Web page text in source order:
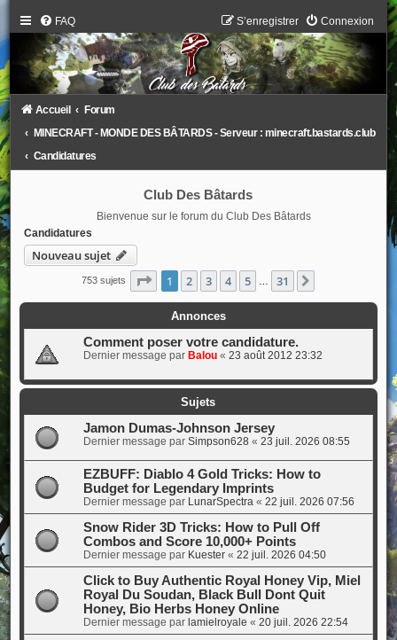
FAQ Connexion
S’enregistrer
Accueil
Forum
MINECRAFT - MONDE DES BÂTARDS - Serveur : minecraft.bastards.club
Candidatures
Club Des Bâtards
Bienvenue sur le forum du Club Des Bâtards
Candidatures
Nouveau sujet
753 sujets Page 1sur31
1 2 3 4 5 31
Annonces
Comment poser votre candidature.
Dernier message par Balou« 23 août 2012 23:32
Sujets
Jamon Dumas-Johnson Jersey
Dernier message par Simpson628 « 23 juil. 2026 08:55
EZBUFF: Diablo 4 Gold Tricks: How to
Budget for Legendary Imprints
Dernier message par LunarSpectra« 22 juil. 2026 07:56
Snow Rider 3D Tricks: How to Pull Off
Combos and Score 10,000+ Points
Dernier message par Kuester« 22 juil. 2026 04:50
Click to Buy Authentic Royal Honey Vip, Miel
Royal Du Soudan, Black Bull Dont Quit
Honey, Bio Herbs Honey Online
Dernier message par lamielroyale « 20 juil. 2026 22:54